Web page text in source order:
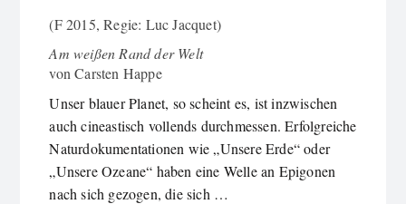
(F 2015, Regie: Luc Jacquet)
Am weißen Rand der Welt
vonCarsten Happe
Unser blauer Planet, so scheint es, ist inzwischen
auch cineastisch vollends durchmessen. Erfolgreiche
Naturdokumentationen wie „Unsere Erde“ oder
„Unsere Ozeane“ haben eine Welle an Epigonen
nach sich gezogen, die sich …